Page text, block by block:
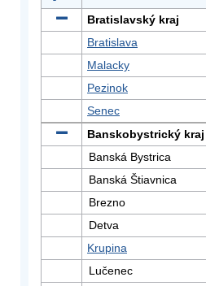
Bratislavský kraj
Bratislava
Malacky
Pezinok
Senec
Banskobystrický kraj
Banská Bystrica
Banská Štiavnica
Brezno
Detva
Krupina
Lučenec